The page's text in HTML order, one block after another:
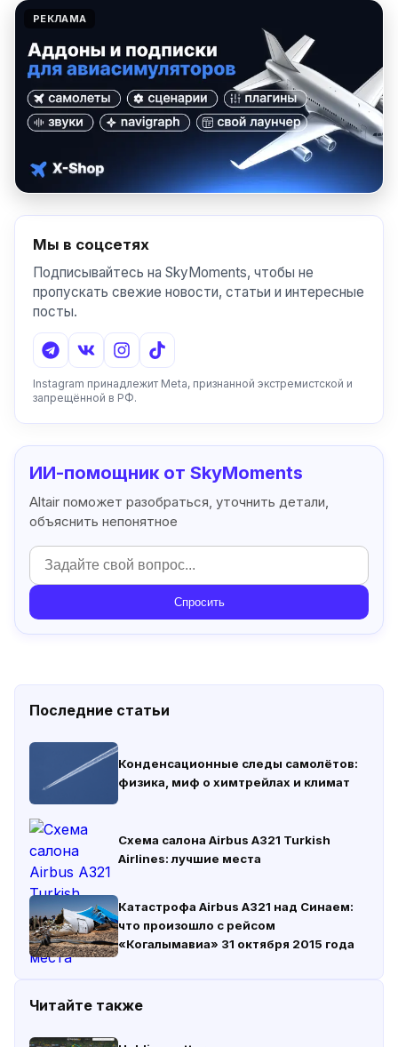
РЕКЛАМА
Мы в соцсетях
Подписывайтесь на SkyMoments, чтобы не
пропускать свежие новости, статьи и интересные
посты.
Instagram принадлежит Meta, признанной экстремистской и
запрещённой в РФ.
ИИ-помощник от SkyMoments
Altair поможет разобраться, уточнить детали,
объяснить непонятное
Спросить
Последние статьи
Конденсационные следы самолётов:
физика, миф о химтрейлах и климат
Схема салона Airbus A321 Turkish
Airlines: лучшие места
Катастрофа Airbus A321 над Синаем:
что произошло с рейсом
«Когалымавиа» 31 октября 2015 года
Читайте также